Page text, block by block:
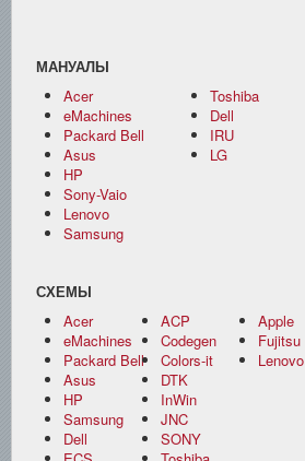
МАНУАЛЫ
Acer
eMachines
Packard Bell
Asus
HP
Sony-Vaio
Lenovo
Samsung
Toshiba
Dell
IRU
LG
СХЕМЫ
Acer
eMachines
Packard Bell
Asus
HP
Samsung
Dell
ACP
Codegen
Colors-it
DTK
InWin
JNC
SONY
Apple
Fujitsu
Lenovo